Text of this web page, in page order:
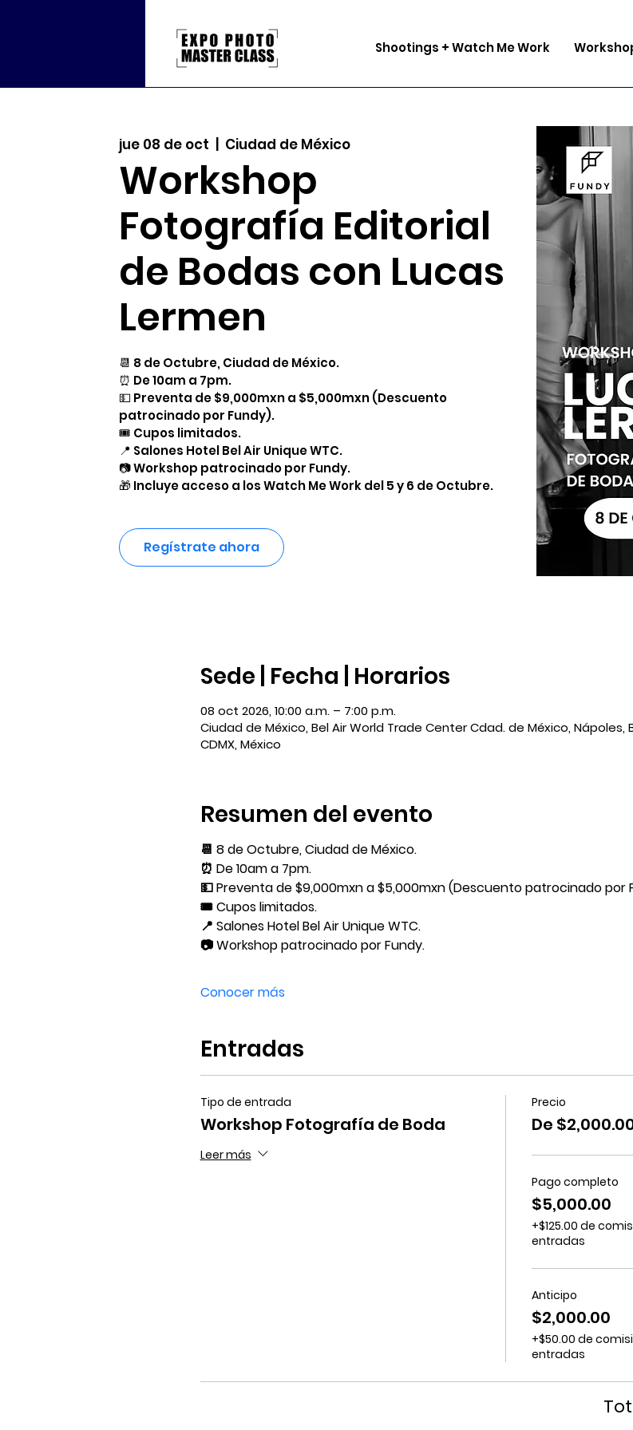
Shootings + Watch Me Work
jue 08 de oct Ciudad de México
Workshop
Fotografía Editorial
de Bodas con Lucas
Lermen
📆 8 de Octubre, Ciudad de México.
⏰ De 10am a 7pm.
💵 Preventa de $9,000mxn a $5,000mxn (Descuento
patrocinado por Fundy).
🎟️ Cupos limitados.
📍 Salones Hotel Bel Air Unique WTC.
📷 Workshop patrocinado por Fundy.
🎁 Incluye acceso a los Watch Me Work del 5 y 6 de Octubre.
Regístrate ahora
Sede | Fecha | Horarios
08 oct 2026, 10:00 a.m. – 7:00 p.m.
Ciudad de México, Bel Air World Trade Center Cdad. de México, Nápoles,
CDMX, México
Resumen del evento
📆 8 de Octubre, Ciudad de México.
⏰ De 10am a 7pm.
💵 Preventa de $9,000mxn a $5,000mxn (Descuento patrocinado por
🎟️ Cupos limitados.
📍 Salones Hotel Bel Air Unique WTC.
📷 Workshop patrocinado por Fundy.
Conocer más
Entradas
Tipo de entrada
Workshop Fotografía de Boda
Leer más
Precio
De
Pago completo
$5,000.00
+$125.00 de
entradas
Anticipo
$2,000.00
+$50.00 de
entradas